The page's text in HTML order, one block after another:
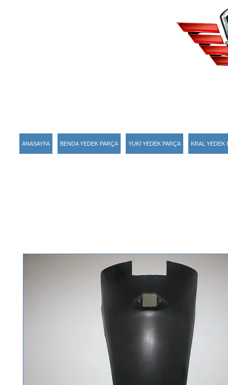
ANASAYFA BENDA YEDEK PARÇA YUKİ YEDEK PARÇA KRAL YEDEK